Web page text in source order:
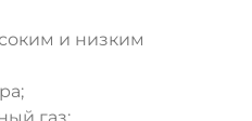
и низким